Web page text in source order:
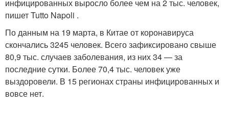
инфицированных выросло более чем на 2 тыс. человек,
пишет Tutto Napoli .
По данным на 19 марта, в Китае от коронавируса
скончались 3245 человек. Всего зафиксировано свыше
80,9 тыс. случаев заболевания, из них 34 — за
последние сутки. Более 70,4 тыс. человек уже
выздоровели. В 15 регионах страны инфицированных и
вовсе нет.